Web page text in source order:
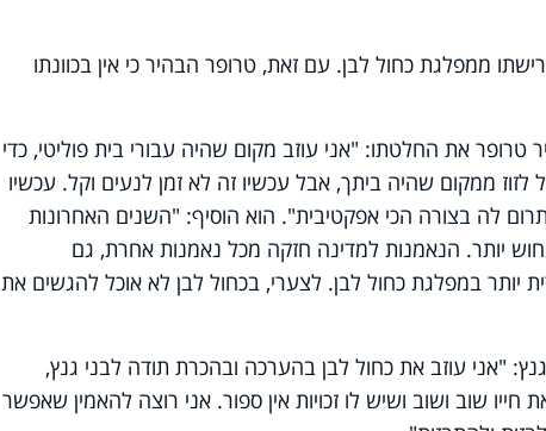
ממפלגת כחול לבן. עם זאת, טרופר הבהיר כי אין בכוונתו
את החלטתו: "אני עוזב מקום שהיה עבורי בית פוליטי, כדי
ממקום שהיה ביתך, אבל עכשיו זה לא זמן לנעים וקל. עכשיו
לה בצורה הכי אפקטיבית". הוא הוסיף: "השנים האחרונות
יותר. הנאמנות למדינה חזקה מכל נאמנות אחרת, גם
במפלגת כחול לבן. לצערי, בכחול לבן לא אוכל להגשים את
"אני עוזב את כחול לבן בהערכה ובהכרת תודה לבני גנץ,
שוב ושוב ושיש לו זכויות אין ספור. אני רוצה להאמין שאפשר